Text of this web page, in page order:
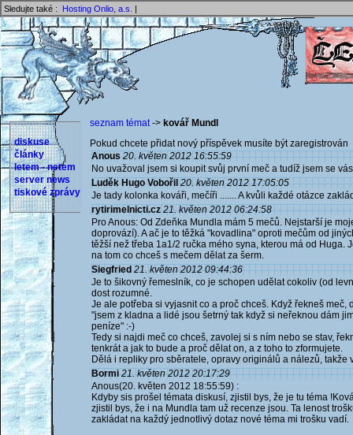
Sledujte také : Hosting Onlio, a.s. |
diskuse
články
letem - netem
server news
tiskové zprávy
seznam témat-> kovář Mundl
Pokud chcete přidat nový příspěvek musíte být
Anous 20. květen 2012 16:55:59
No uvažoval jsem si koupit svůj první meč a tudíž jsem se
Luděk Hugo Vobořil 20. květen 2012 17:05:05
Je tady kolonka kováři, mečíři ....... A kvůli každé otázce
rytirimelnicti.cz 21. květen 2012 06:24:58
Pro Anous: Od Zdeňka Mundla mám 5 mečů. Nejstarší je
doprovází). A ač je to těžká "kovadlina" oproti mečům od
těžší než třeba 1a1/2 ručka mého syna, kterou má od Huga.
na tom co chceš s mečem dělat za šerm.
Siegfried 21. květen 2012 09:44:36
Je to šikovný řemeslník, co je schopen udělat cokoliv (od
dost rozumné.
Je ale potřeba si vyjasnit co a proč chceš. Když řekneš
"jsem z kladna a lidé jsou šetrný tak když si neřeknou dám
peníze" :-)
Tedy si najdi meč co chceš, zavolej si s ním nebo se stav,
tenkrát a jak to bude a proč dělat on, a z toho to zformujete.
Dělá i repliky pro sběratele, opravy originálů a nálezů, takže
Bormi 21. květen 2012 20:17:29
Anous(20. květen 2012 18:55:59) :
Kdyby sis prošel témata diskusí, zjistil bys, že je tu téma
zjistil bys, že i na Mundla tam už recenze jsou. Ta lenost
zakládat na každý jednotlivý dotaz nové téma mi trošku vadí.